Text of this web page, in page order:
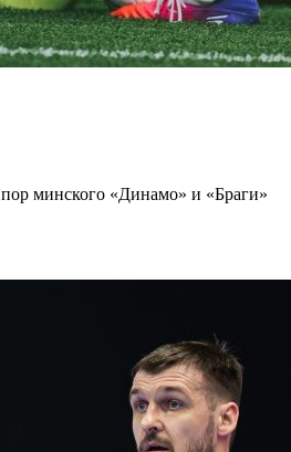
минского «Динамо» и «Браги»